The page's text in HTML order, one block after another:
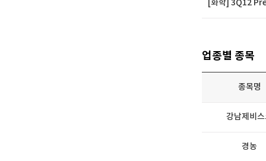
[화학] 3Q12
업종별 종목
종목명
강남제비
경농